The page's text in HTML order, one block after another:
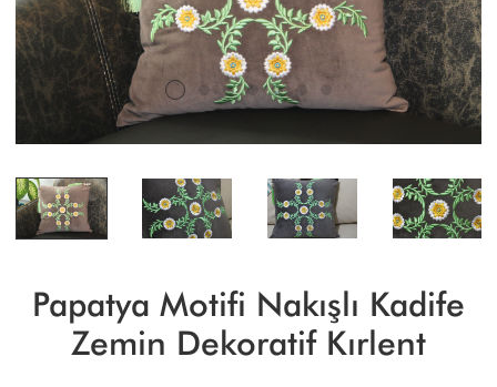
Papatya Motifi Nakışlı Kadife
Zemin Dekoratif Kırlent